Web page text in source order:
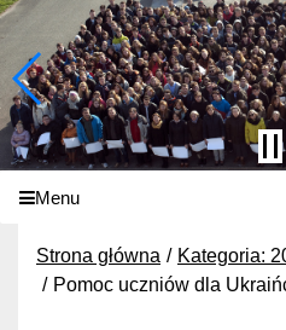
Menu
Strona główna
Kategoria:
Pomoc uczniów dla